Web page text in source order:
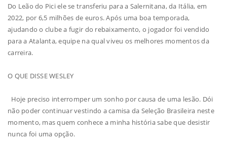
Do Leão do Pici ele se transferiu para a Salernitana, da Itália, em
2022, por 6,5 milhões de euros. Após uma boa temporada,
ajudando o clube a fugir do rebaixamento, o jogador foi vendido
para a Atalanta, equipe na qual viveu os melhores momentos da
carreira.
O QUE DISSE WESLEY
Hoje preciso interromper um sonho por causa de uma lesão. Dói
não poder continuar vestindo a camisa da Seleção Brasileira neste
momento, mas quem conhece a minha história sabe que desistir
nunca foi uma opção.